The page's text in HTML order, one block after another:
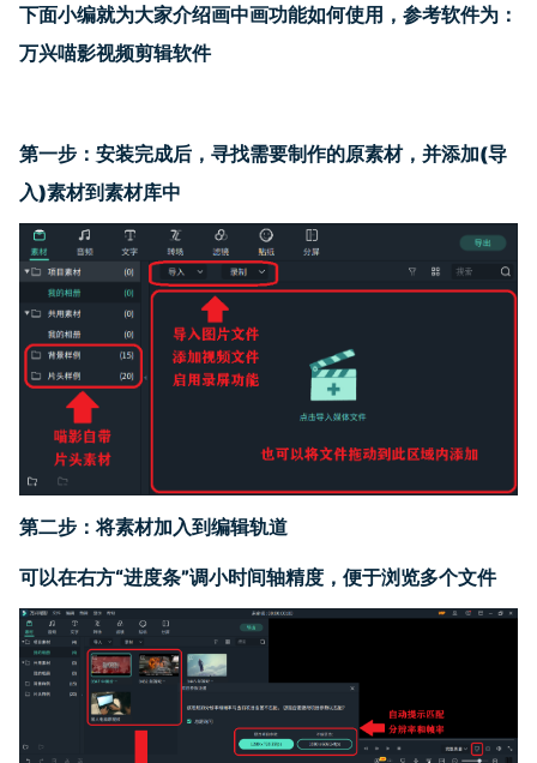
下面小编就为大家介绍画中画功能如何使用，参考软件为：
万兴喵影视频剪辑软件
第一步： 安装完成后， 寻找需要制作的原素材， 并添加(导
入)素材到素材库中
第二步：将素材加入到编辑轨道
可以在右方“进度条”调小时间轴精度，便于浏览多个文件